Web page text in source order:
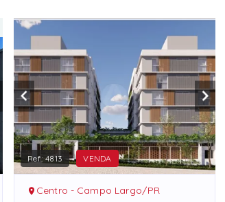
Ref.:4813 VENDA
Centro - Campo Largo/PR